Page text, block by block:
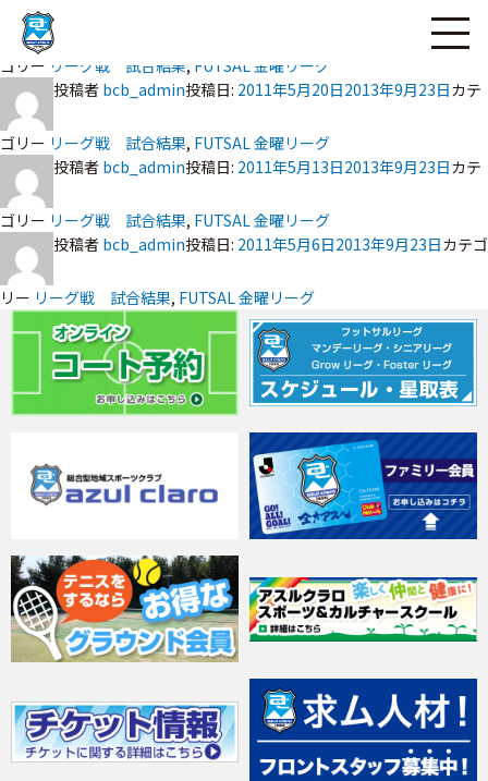
2013年9月23日カテ
ゴリー リーグ戦 試合結果, FUTSAL 金曜リーグ
投稿者 bcb_admin投稿日: 2011年5月20日2013年9月23日カテ
ゴリー リーグ戦 試合結果, FUTSAL 金曜リーグ
投稿者 bcb_admin投稿日: 2011年5月13日2013年9月23日カテ
ゴリー リーグ戦 試合結果, FUTSAL 金曜リーグ
投稿者 bcb_admin投稿日: 2011年5月6日2013年9月23日カテゴ
リー リーグ戦 試合結果, FUTSAL 金曜リーグ